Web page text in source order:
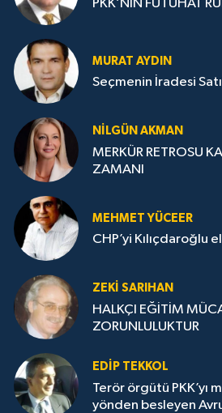
PKK’NIN FÜTUHAT
MURAT AYDIN
Seçmenin İradesi
NILGÜN AKMAN
MERKÜR RETROSU
ZAMANI
MEHMET YÜCEER
CHP’yi Kılıçdaroğlu
ZEKI SARIHAN
HALKÇI EĞİTİM
ZORUNLULUKTUR
EDIP TEKKOL
Terör örgütü PKK’yı
yönden besleyen